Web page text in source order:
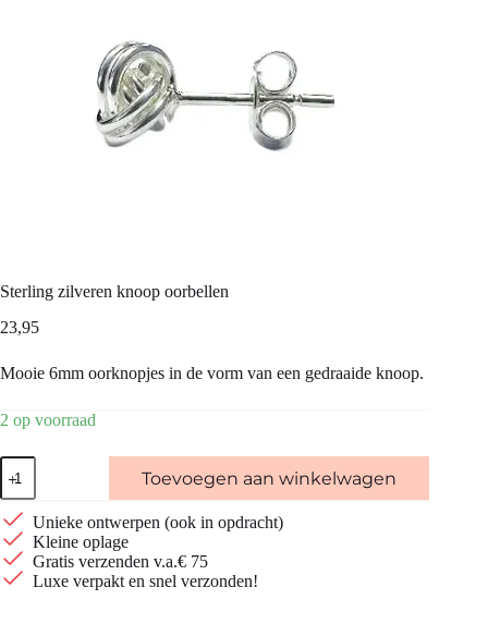
Sterling zilveren knoop oorbellen
23,95
Mooie 6mm oorknopjes in de vorm van een gedraaide knoop.
2 op voorraad
Sterling
zilveren
knoop
oorbellen
aantal
Toevoegen aan winkelwagen
Unieke ontwerpen (ook in opdracht)
Kleine oplage
Gratis verzenden v.a.€ 75
Luxe verpakt en snel verzonden!